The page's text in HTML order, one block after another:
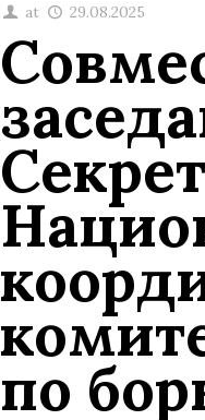
at 29.08.2025
по